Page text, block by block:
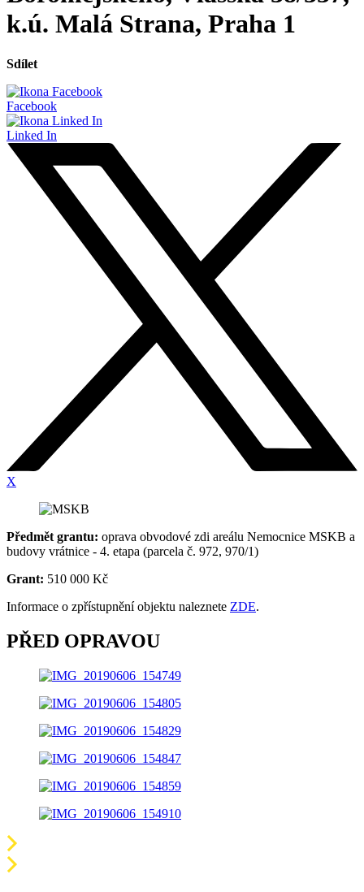
k.ú. Malá Strana, Praha 1
Sdílet
Facebook
Linked In
X
Předmět grantu: oprava obvodové zdi areálu Nemocnice MSKB a
budovy vrátnice - 4. etapa (parcela č. 972, 970/1)
Grant: 510 000 Kč
Informace o zpřístupnění objektu naleznete ZDE.
PŘED OPRAVOU